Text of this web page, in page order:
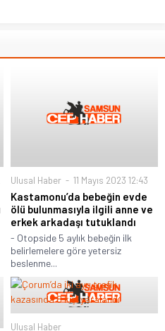
Ulusal Haber 11 Mayıs 2023 12:43
Kastamonu’da bebeğin evde
ölü bulunmasıyla ilgili anne ve
erkek arkadaşı tutuklandı
- Otopside 5 aylık bebeğin ilk
belirlemelere göre yetersiz
beslenme...
Ulusal Haber